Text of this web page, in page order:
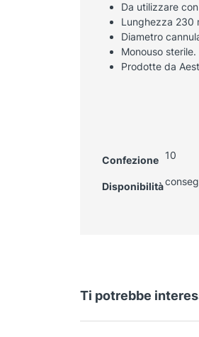
Da utilizzare
Lunghezza 230
Diametro
Monouso sterile.
Prodotte da
Confezione 10
Disponibilità
Ti potrebbe